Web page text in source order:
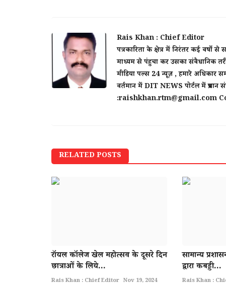
Rais Khan : Chief Editor
पत्रकारिता के क्षेत्र में निरंतर कई
माध्यम से पंहुचा कर उसका संवैधानिक
मीडिया पल्स 24 न्यूज़ , हमारे अधिकार
वर्तमान में DIT NEWS पोर्टल में
:raishkhan.rtm@gmail.com
RELATED POSTS
राॅयल काॅलेज खेल महोत्सव के दूसरे दिन
छात्राओं के लिये...
Rais Khan : Chief Editor Nov 19, 2024
सामान्य
द्वारा कबड्डी...
Rais Khan :
उतरे...
Rais Khan : Chief Editor
Ratlam-RatlamNews-SaveChoupati-
RatlamNagarNigam-ShantilalVerma-